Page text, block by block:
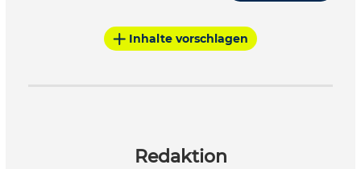
Inhalte vorschlagen
Redaktion